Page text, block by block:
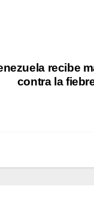
recibe
contra la